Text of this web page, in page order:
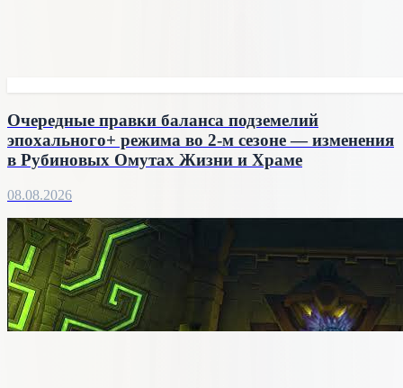
Очередные правки баланса подземелий
эпохального+ режима во 2-м сезоне — изменения
в Рубиновых Омутах Жизни и Храме
08.08.2026